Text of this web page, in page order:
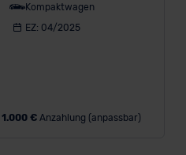
Kompaktwagen
EZ: 04/2025
1.000 €Anzahlung (anpassbar)